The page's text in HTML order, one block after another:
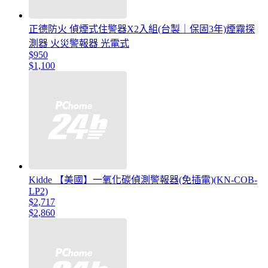
正德防火 偵煙式住警器X2入組(台製｜保固3年)煙霧探
測器 火災警報器 光電式
$950
$1,100
Kidde 【美國】一氧化碳偵測警報器(免插電)(KN-COB-
LP2)
$2,717
$2,860